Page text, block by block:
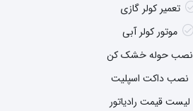
تعمیر کولر گازی
موتور کولر آبی
نصب حوله خشک کن
نصب داکت اسپلیت
لیست قیمت رادیاتور